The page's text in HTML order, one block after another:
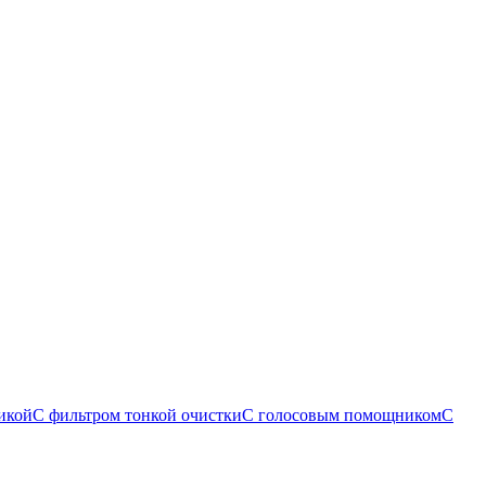
С фильтром тонкой очисткиС голосовым помощникомС